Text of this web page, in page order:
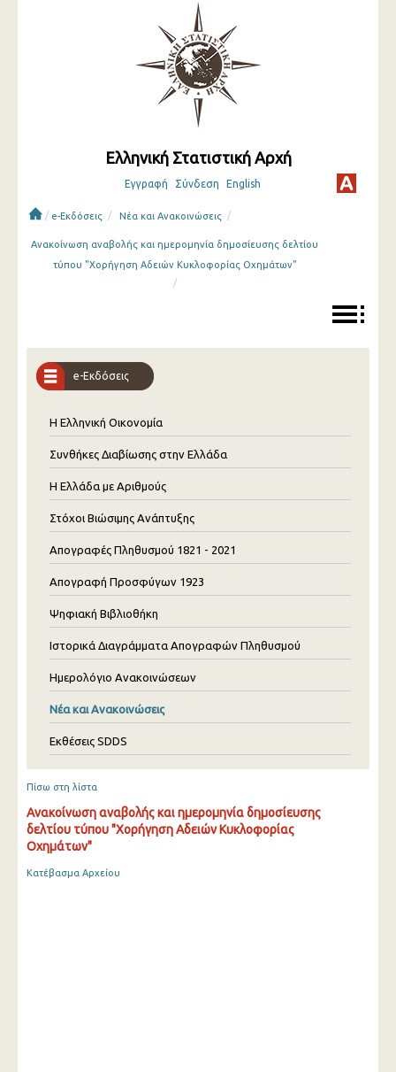
Ελληνική Στατιστική Αρχή
Εγγραφή Σύνδεση English
/ e-Εκδόσεις / Νέα και Ανακοινώσεις /
Ανακοίνωση αναβολής και ημερομηνία δημοσίευσης δελτίου
τύπου "Χορήγηση Αδειών Κυκλοφορίας Οχημάτων"
/
e-Εκδόσεις
Η Ελληνική Οικονομία
Συνθήκες Διαβίωσης στην Ελλάδα
Η Ελλάδα με Αριθμούς
Στόχοι Βιώσιμης Ανάπτυξης
Απογραφές Πληθυσμού 1821 - 2021
Απογραφή Προσφύγων 1923
Ψηφιακή Βιβλιοθήκη
Ιστορικά Διαγράμματα Απογραφών Πληθυσμού
Ημερολόγιο Ανακοινώσεων
Νέα και Ανακοινώσεις
Εκθέσεις SDDS
Πίσω στη λίστα
Ανακοίνωση αναβολής και ημερομηνία δημοσίευσης
δελτίου τύπου "Χορήγηση Αδειών Κυκλοφορίας
Οχημάτων"
Κατέβασμα Αρχείου